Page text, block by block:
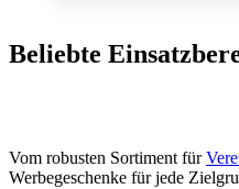
Beliebte
Vom robusten Sortiment für
Werbegeschenke für jede